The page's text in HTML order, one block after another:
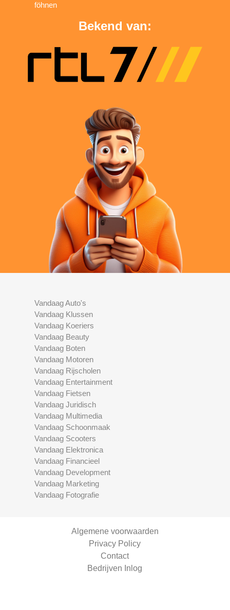
föhnen
Bekend van:
Vandaag Auto's
Vandaag Klussen
Vandaag Koeriers
Vandaag Beauty
Vandaag Boten
Vandaag Motoren
Vandaag Rijscholen
Vandaag Entertainment
Vandaag Fietsen
Vandaag Juridisch
Vandaag Multimedia
Vandaag Schoonmaak
Vandaag Scooters
Vandaag Elektronica
Vandaag Financieel
Vandaag Development
Vandaag Marketing
Vandaag Fotografie
Algemene voorwaarden
Privacy Policy
Contact
Bedrijven Inlog